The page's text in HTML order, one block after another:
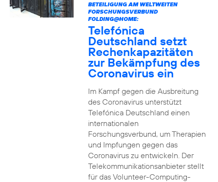
BETEILIGUNG AM WELTWEITEN
FORSCHUNGSVERBUND
FOLDING@HOME:
Telefónica
Deutschland setzt
Rechenkapazitäten
zur Bekämpfung des
Coronavirus ein
Im Kampf gegen die Ausbreitung
des Coronavirus unterstützt
Telefónica Deutschland einen
internationalen
Forschungsverbund, um Therapien
und Impfungen gegen das
Coronavirus zu entwickeln. Der
Telekommunikationsanbieter stellt
für das Volunteer-Computing-